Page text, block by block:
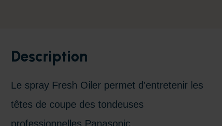
Description
Le spray Fresh Oiler permet d'entretenir les
têtes de coupe des tondeuses
professionnelles Panasonic.